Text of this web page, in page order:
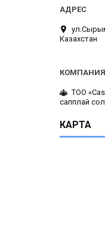
Казахстан
ТОО
сапплай
КАРТА